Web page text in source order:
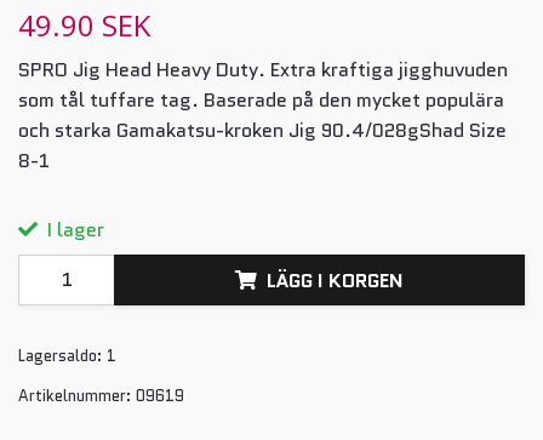
49.90 SEK
SPRO Jig Head Heavy Duty. Extra kraftiga jigghuvuden
som tål tuffare tag. Baserade på den mycket populära
och starka Gamakatsu-kroken Jig 90.4/028gShad Size
8-1
I lager
LÄGG I KORGEN
Lagersaldo: 1
Artikelnummer: 09619